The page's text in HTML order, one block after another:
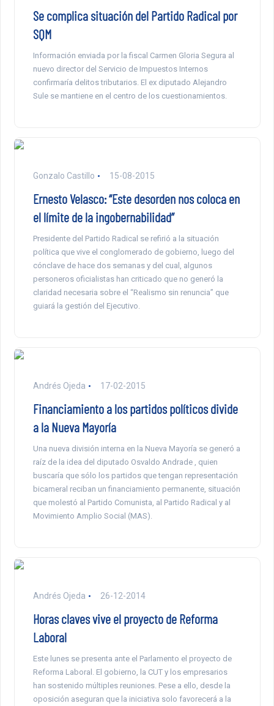
Se complica situación del Partido Radical por
SQM
Información enviada por la fiscal Carmen Gloria Segura al
nuevo director del Servicio de Impuestos Internos
confirmaría delitos tributarios. El ex diputado Alejandro
Sule se mantiene en el centro de los cuestionamientos.
Gonzalo Castillo 15-08-2015
Ernesto Velasco: “Este desorden nos coloca en
el límite de la ingobernabilidad”
Presidente del Partido Radical se refirió a la situación
política que vive el conglomerado de gobierno, luego del
cónclave de hace dos semanas y del cual, algunos
personeros oficialistas han criticado que no generó la
claridad necesaria sobre el “Realismo sin renuncia” que
guiará la gestión del Ejecutivo.
Andrés Ojeda 17-02-2015
Financiamiento a los partidos políticos divide
a la Nueva Mayoría
Una nueva división interna en la Nueva Mayoría se generó a
raíz de la idea del diputado Osvaldo Andrade , quien
buscaría que sólo los partidos que tengan representación
bicameral reciban un financiamiento permanente, situación
que molestó al Partido Comunista, al Partido Radical y al
Movimiento Amplio Social (MAS).
Andrés Ojeda 26-12-2014
Horas claves vive el proyecto de Reforma
Laboral
Este lunes se presenta ante el Parlamento el proyecto de
Reforma Laboral. El gobierno, la CUT y los empresarios
han sostenido múltiples reuniones. Pese a ello, desde la
oposición aseguran que la iniciativa solo favorecerá a la